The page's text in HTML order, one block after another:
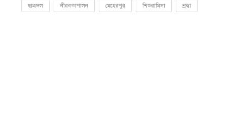
ছাত্রদল নীরবতাপালন মেহেরপুর শিশুরামিসা শ্রদ্ধা